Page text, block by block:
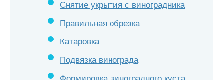
Снятие укрытия с виноградника
Правильная обрезка
Катаровка
Подвязка винограда